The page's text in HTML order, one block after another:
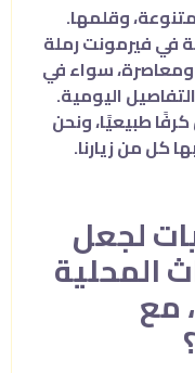
وقلمها.
فيرمونت رملة
سواء في
اليومية.
طبيعيًا، ونحن
من زيارنا.
لجعل
المحلية
مع